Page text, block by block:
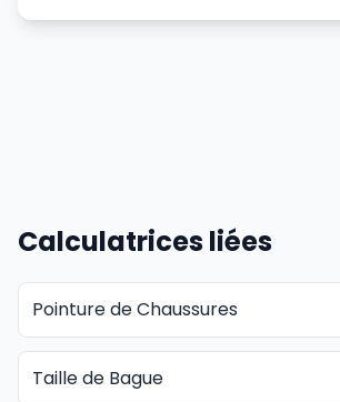
Calculatrices liées
Pointure de Chaussures
Taille de Bague